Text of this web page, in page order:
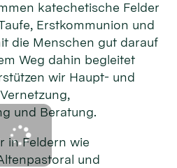
katechetische Felder
Erstkommunion und
die Menschen gut darauf
Weg dahin begleitet
wir Haupt- und
und Beratung.
in Feldern wie
und